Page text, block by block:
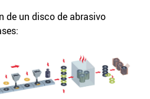
de un disco de abrasivo